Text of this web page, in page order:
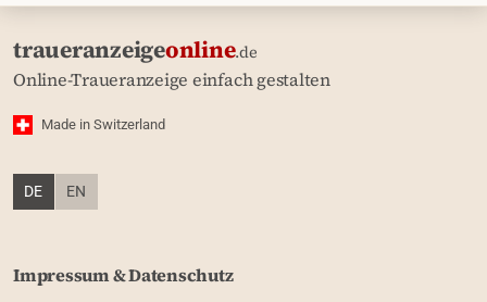
traueranzeigeonline.de
Online-Traueranzeige einfach gestalten
Made in Switzerland
DE EN
Impressum & Datenschutz